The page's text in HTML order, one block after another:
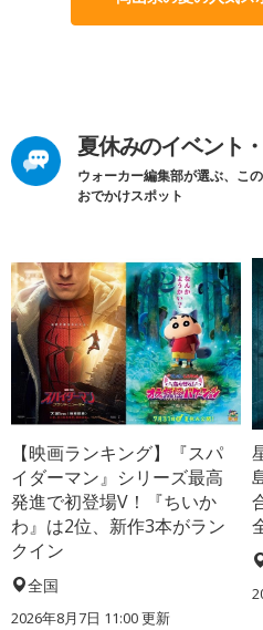
夏休みのイベント
ウォーカー編集部が選ぶ、こ
おでかけスポット
【映画ランキング】『スパ
イダーマン』シリーズ最高
発進で初登場V！『ちいか
わ』は2位、新作3本がラン
クイン
全国
2026年8月7日 11:00更新